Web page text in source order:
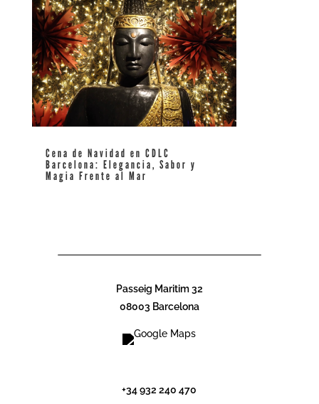
Cena de Navidad en CDLC
Barcelona: Elegancia, Sabor y
Magia Frente al Mar
Passeig Maritim 32
08003 Barcelona
+34 932 240 470